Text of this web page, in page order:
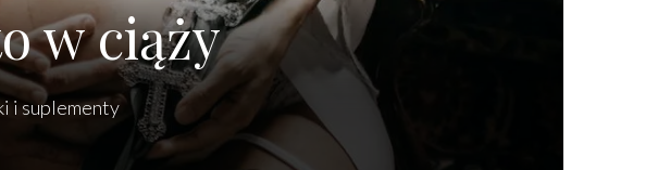
w ciąży
i suplementy